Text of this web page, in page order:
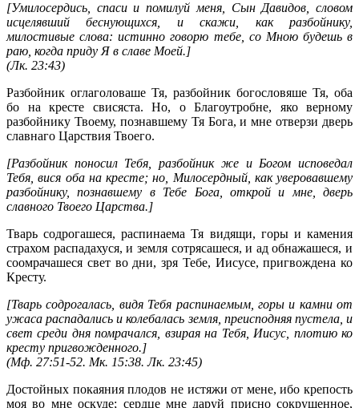
[Умилосердись, спаси и помилуй меня, Сын Давидов, словом
исцелявший беснующихся, и скажи, как разбойнику,
милостивые слова: истинно говорю тебе, со Мною будешь в
раю, когда приду Я в славе Моей.]
(Лк. 23:43)
Разбойник оглаголоваше Тя, разбойник богословяше Тя, оба
бо на кресте свисяста. Но, о Благоутробне, яко верному
разбойнику Твоему, познавшему Тя Бога, и мне отверзи дверь
славнаго Царствия Твоего.
[Разбойник поносил Тебя, разбойник же и Богом исповедал
Тебя, вися оба на кресте; но, Милосердный, как уверовавшему
разбойнику, познавшему в Тебе Бога, открой и мне, дверь
славного Твоего Царства.]
Тварь содрогашеся, распинаема Тя видящи, горы и камения
страхом распадахуся, и земля сотрясашеся, и ад обнажашеся, и
соомрачашеся свет во дни, зря Тебе, Иисусе, пригвождена ко
Кресту.
[Тварь содрогалась, видя Тебя распинаемым, горы и камни от
ужаса распадались и колебалась земля, преисподняя пустела, и
свет среди дня помрачался, взирая на Тебя, Иисус, плотию ко
кресту пригвожденного.]
(Мф. 27:51-52. Мк. 15:38. Лк. 23:45)
Достойных покаяния плодов не истяжи от мене, ибо крепость
моя во мне оскуде; сердце мне даруй присно сокрушенное,